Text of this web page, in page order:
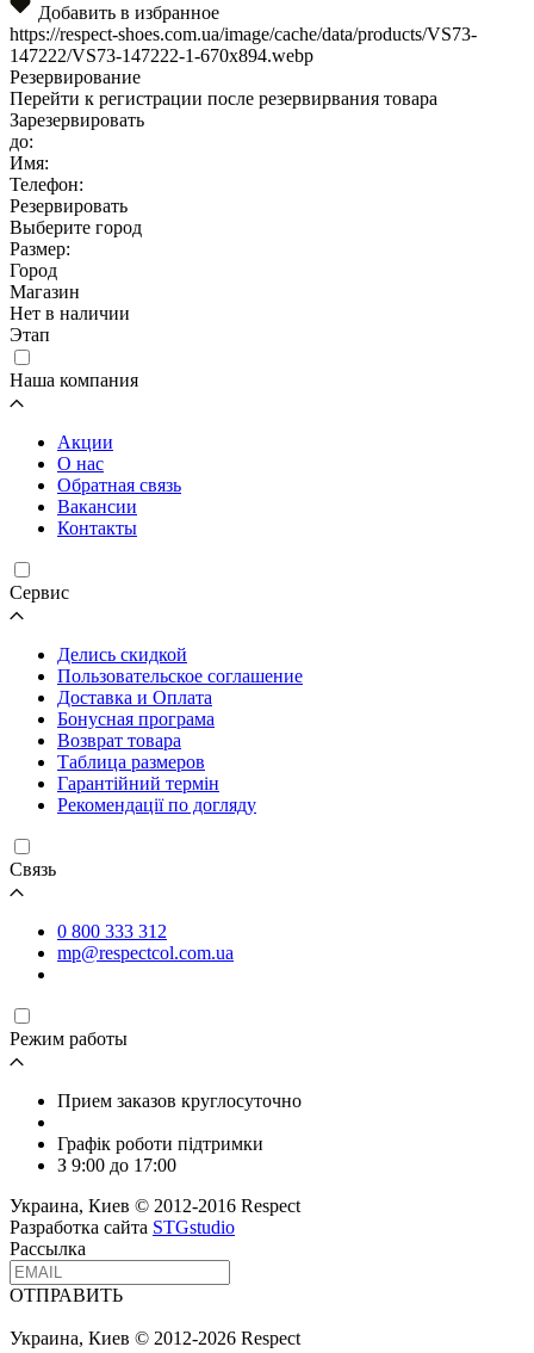
Добавить в избранное
https://respect-shoes.com.ua/image/cache/data/products/VS73-
147222/VS73-147222-1-670x894.webp
Резервирование
Перейти к регистрации после резервирвания товара
Зарезервировать
до:
Имя:
Телефон:
Резервировать
Выберите город
Размер:
Город
Магазин
Нет в наличии
Этап
Наша компания
Акции
О нас
Обратная связь
Вакансии
Контакты
Cервис
Делись скидкой
Пользовательское соглашение
Доставка и Оплата
Бонусная програма
Возврат товара
Таблица размеров
Гарантійний термін
Рекомендації по догляду
Связь
0 800 333 312
mp@respectcol.com.ua
Режим работы
Прием заказов круглосуточно
Графік роботи підтримки
З 9:00 до 17:00
Украина, Киев © 2012-2016 Respect
Разработка сайта STGstudio
Рассылка
ОТПРАВИТЬ
Украина, Киев © 2012-2026 Respect